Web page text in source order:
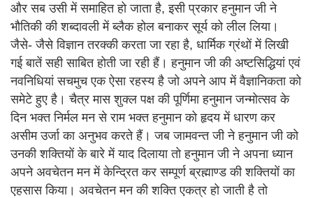
और सब उसी में समाहित हो जाता है, इसी प्रकार हनुमान जी ने
भौतिकी की शब्दावली में ब्लैक होल बनाकर सूर्य को लील लिया।
जैसे- जैसे विज्ञान तरक्की करता जा रहा है, धार्मिक ग्रंथों में लिखी
गई बातें सही साबित होती जा रही हैं। हनुमान जी की अष्टसिद्धियां एवं
नवनिधियां सचमुच एक ऐसा रहस्य है जो अपने आप में वैज्ञानिकता को
समेटे हुए है। चैत्र मास शुक्ल पक्ष की पूर्णिमा हनुमान जन्मोत्सव के
दिन भक्त निर्मल मन से राम भक्त हनुमान को हृदय में धारण कर
असीम उर्जा का अनुभव करते हैं। जब जामवन्त जी ने हनुमान जी को
उनकी शक्तियों के बारे में याद दिलाया तो हनुमान जी ने अपना ध्यान
अपने अवचेतन मन में केन्द्रित कर सम्पूर्ण ब्रह्माण्ड की शक्तियों का
एहसास किया। अवचेतन मन की शक्ति एकत्र हो जाती है तो